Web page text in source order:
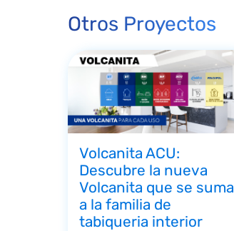
Otros Proyectos
Volcanita ACU:
Descubre la nueva
Volcanita que se suma
a la familia de
tabiqueria interior